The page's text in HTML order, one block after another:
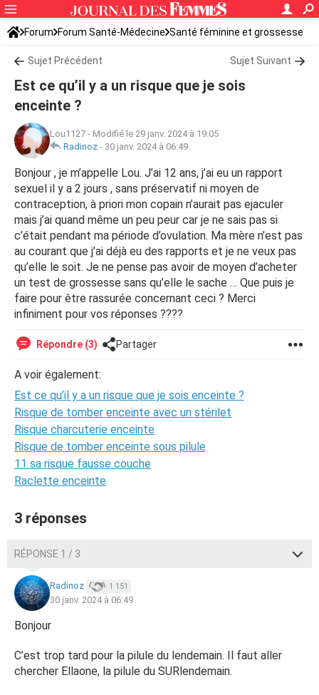
Forum Forum Santé-Médecine Santé féminine et grossesse
Tomber enceinte
Sujet Précédent Sujet Suivant
Est ce qu’il y a un risque que je sois
enceinte ?
Lou1127 - Modifié le 29 janv. 2024 à 19:05
Radinoz - 30 janv. 2024 à 06:49
Bonjour , je m’appelle Lou. J’ai 12 ans, j’ai eu un rapport
sexuel il y a 2 jours , sans préservatif ni moyen de
contraception, à priori mon copain n’aurait pas ejaculer
mais j’ai quand même un peu peur car je ne sais pas si
c’était pendant ma période d’ovulation. Ma mère n’est pas
au courant que j’ai déjà eu des rapports et je ne veux pas
qu’elle le soit. Je ne pense pas avoir de moyen d’acheter
un test de grossesse sans qu’elle le sache … Que puis je
faire pour être rassurée concernant ceci ? Merci
infiniment pour vos réponses ????
Répondre (3) Partager
A voir également:
Est ce qu’il y a un risque que je sois enceinte ?
Risque de tomber enceinte avec un stérilet
Risque charcuterie enceinte
Risque de tomber enceinte sous pilule
11 sa risque fausse couche
Raclette enceinte
3 réponses
RÉPONSE 1 / 3
Radinoz 1 151
30 janv. 2024 à 06:49
Bonjour
C’est trop tard pour la pilule du lendemain. Il faut aller
chercher Ellaone, la pilule du SURlendemain.